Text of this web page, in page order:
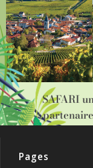
SAFARI
Pages